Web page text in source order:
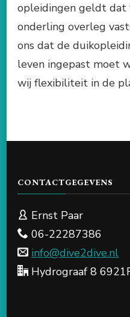
opleidingen geldt dat
onderling overleg
ons dat de
leven ingepast moet
wij flexibiliteit in de
CONTACTGEGEVENS
Ernst Paar
06-22287386
info@dive2dive.nl
Hydrograaf 8